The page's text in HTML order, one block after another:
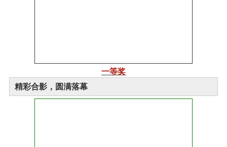
一等奖
精彩合影，圆满落幕